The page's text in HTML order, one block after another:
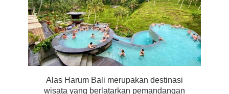
Alas Harum Bali merupakan destinasi
wisata yang berlatarkan pemandangan